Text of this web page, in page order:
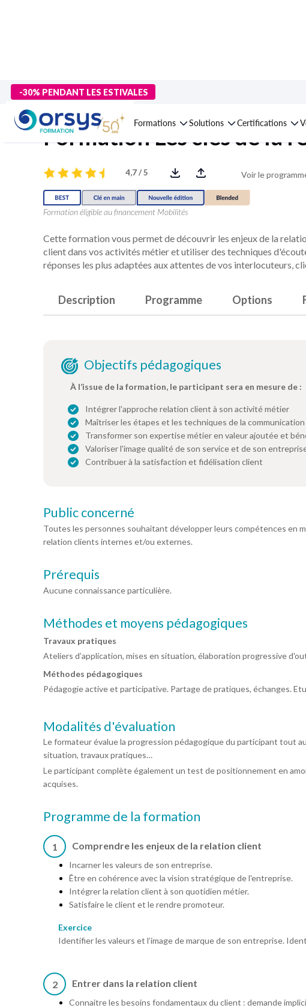
-30% PENDANT LES ESTIVALES
Formations Solutions Certifications
> Formations>Compétences métiers
Formation Les clés de la
4,7 / 5 Voir le
Formation éligible au financement Mobilités
Cette formation vous permet de découvrir les enjeux de la
client dans vos activités métier et utiliser des techniques
réponses les plus adaptées aux attentes de vos interlocuteurs,
Description Programme Options
Objectifs pédagogiques
À l’issue de la formation, le participant sera en mesure de :
Intégrer l'approche relation client à son activité métier
Maîtriser les étapes et les techniques de la
Transformer son expertise métier en valeur ajoutée et
Valoriser l'image qualité de son service et de son
Contribuer à la satisfaction et fidélisation client
Public concerné
Toutes les personnes souhaitant développer leurs compétences en
relation clients internes et/ou externes.
Prérequis
Aucune connaissance particulière.
Méthodes et moyens pédagogiques
Travaux pratiques
Ateliers d’application, mises en situation, élaboration progressive
Méthodes pédagogiques
Pédagogie active et participative. Partage de pratiques, échanges.
Modalités d'évaluation
Le formateur évalue la progression pédagogique du participant tout
situation, travaux pratiques…
Le participant complète également un test de positionnement en
acquises.
Programme de la formation
1 Comprendre les enjeux de la relation client
Incarner les valeurs de son entreprise.
Être en cohérence avec la vision stratégique de l'entreprise.
Intégrer la relation client à son quotidien métier.
Satisfaire le client et le rendre promoteur.
Exercice
Identifier les valeurs et l’image de marque de son entreprise.
2 Entrer dans la relation client
Connaitre les besoins fondamentaux du client : demande